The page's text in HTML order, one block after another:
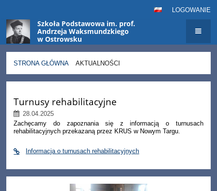
LOGOWANIE
Szkoła Podstawowa im. prof.
Andrzeja Waksmundzkiego
w Ostrowsku
STRONA GŁÓWNA AKTUALNOŚCI
Turnusy rehabilitacyjne
28.04.2025
Zachęcamy do zapoznania się z informacją o turnusach
rehabilitacyjnych przekazaną przez KRUS w Nowym Targu.
Informacja o turnusach rehabilitacyjnych